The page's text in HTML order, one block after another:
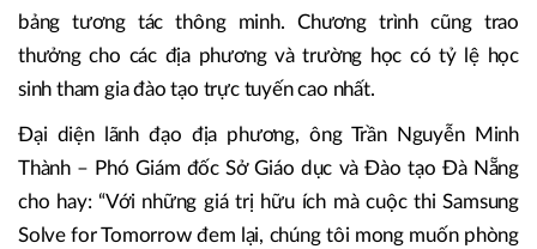
bảng tương tác thông minh. Chương trình cũng trao
thưởng cho các địa phương và trường học có tỷ lệ học
sinh tham gia đào tạo trực tuyến cao nhất.
Đại diện lãnh đạo địa phương, ông Trần Nguyễn Minh
Thành – Phó Giám đốc Sở Giáo dục và Đào tạo Đà Nẵng
cho hay: “Với những giá trị hữu ích mà cuộc thi Samsung
Solve for Tomorrow đem lại, chúng tôi mong muốn phòng